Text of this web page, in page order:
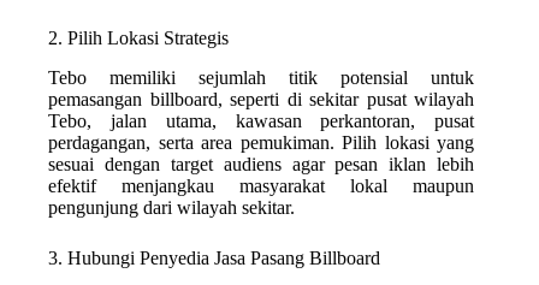
2. Pilih Lokasi Strategis
Tebo memiliki sejumlah titik potensial untuk
pemasangan billboard, seperti di sekitar pusat wilayah
Tebo, jalan utama, kawasan perkantoran, pusat
perdagangan, serta area pemukiman. Pilih lokasi yang
sesuai dengan target audiens agar pesan iklan lebih
efektif menjangkau masyarakat lokal maupun
pengunjung dari wilayah sekitar.
3. Hubungi Penyedia Jasa Pasang Billboard